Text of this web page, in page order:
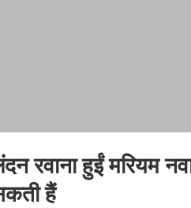
रवाना हुईं मरियम
हैं